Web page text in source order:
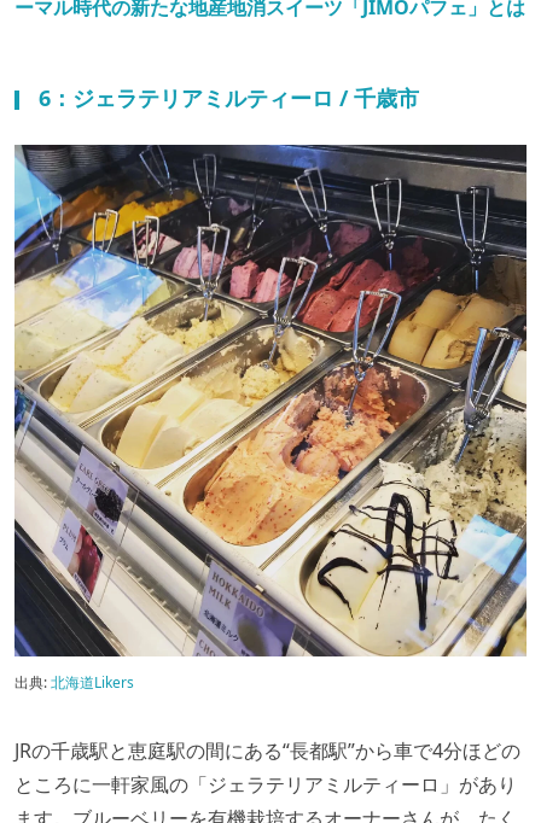
ーマル時代の新たな地産地消スイーツ「JIMOパフェ」とは
6：ジェラテリアミルティーロ / 千歳市
出典:北海道Likers
JRの千歳駅と恵庭駅の間にある“長都駅”から車で4分ほどの
ところに一軒家風の「ジェラテリアミルティーロ」があり